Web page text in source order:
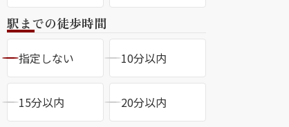
駅までの徒歩時間
指定しない 10分以内
15分以内 20分以内